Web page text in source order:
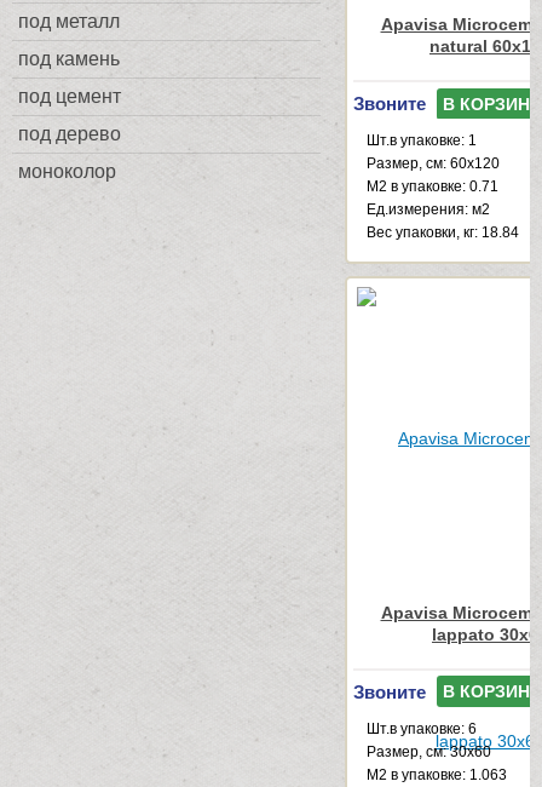
под металл
под камень
под цемент
под дерево
моноколор
Apavisa
natural
Звоните В КОРЗИНУ
Шт.в упаковке: 1
Размер, см: 60x120
М2 в упаковке: 0.71
Ед.измерения: м2
Веc упаковки, кг: 18.84
Apavisa
lappato
Звоните В КОРЗИНУ
Шт.в упаковке: 6
Размер, см: 30x60
М2 в упаковке: 1.063